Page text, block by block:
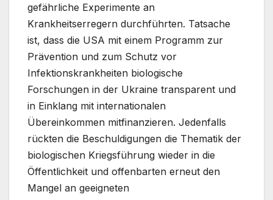
gefährliche Experimente an
Krankheitserregern durchführten. Tatsache
ist, dass die USA mit einem Programm zur
Prävention und zum Schutz vor
Infektionskrankheiten biologische
Forschungen in der Ukraine transparent und
in Einklang mit internationalen
Übereinkommen mitfinanzieren. Jedenfalls
rückten die Beschuldigungen die Thematik der
biologischen Kriegsführung wieder in die
Öffentlichkeit und offenbarten erneut den
Mangel an geeigneten